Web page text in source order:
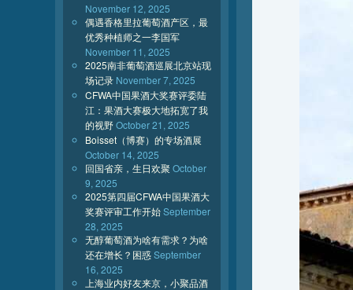
November 12, 2025
偶遇香格里拉葡萄酒产区，最
优秀种植师之一李国军
November 11, 2025
2025南非葡萄酒巡展北京站现
场记录 November 7, 2025
CFWA中国果酒大奖赛评委陆
江：果酒大赛极大地拓宽了我
的视野October 21, 2025
Boisset（博赛）的专场酒展
October 14, 2025
回国省亲，生日欢聚 October
9, 2025
2025第四届CFWA中国果酒大
奖赛评审工作开始September
28, 2025
无醇葡萄酒为啥有需求？为啥
还在增长？困惑September
16, 2025
上海业内好友来京，小聚品酒